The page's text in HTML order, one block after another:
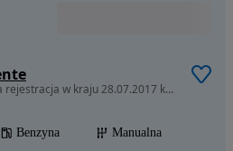
1596 cm3 • 100 KM • Pierwsza rejestracja w kraju 28.07.2017 kraj pochodzenia Niemcy
Benzyna
Manualna